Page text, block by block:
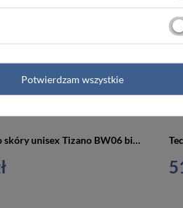
Aktówka z eko skóry unisex Tizano BW06 biwuar na dokumenty A4 czekoladowa
Potwierdzam wszystkie